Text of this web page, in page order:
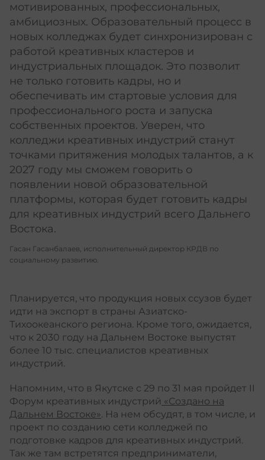
мотивированных, профессиональных,
амбициозных. Образовательный процесс в
новых колледжах будет синхронизирован с
работой креативных кластеров и
индустриальных площадок. Это позволит
не только готовить кадры, но и
обеспечивать им стартовые условия для
профессионального роста и запуска
собственных проектов. Уверен, что
колледжи креативных индустрий станут
точками притяжения молодых талантов, а к
2027 году мы сможем говорить о
появлении новой образовательной
платформы, которая будет готовить кадры
для креативных индустрий всего Дальнего
Востока.
Гасан Гасанбалаев, исполнительный директор КРДВ по
социальному развитию.
Планируется, что продукция новых ссузов будет
идти на экспорт в страны Азиатско-
Тихоокеанского региона. Кроме того, ожидается,
что к 2030 году на Дальнем Востоке выпустят
более 10 тыс. специалистов креативных
индустрий.
Напомним, что в Якутске с 29 по 31 мая пройдет II
Форум креативных индустрий «Создано на
Дальнем Востоке». На нем обсудят, в том числе, и
проект по созданию сети колледжей по
подготовке кадров для креативных индустрий.
Так же там встретятся предприниматели,